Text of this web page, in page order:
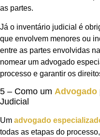
as partes.
Já o inventário judicial é
que envolvem menores ou
entre as partes envolvidas
nomear um advogado
processo e garantir os
5 – Como um Advogado
Judicial
Um advogado
todas as etapas do